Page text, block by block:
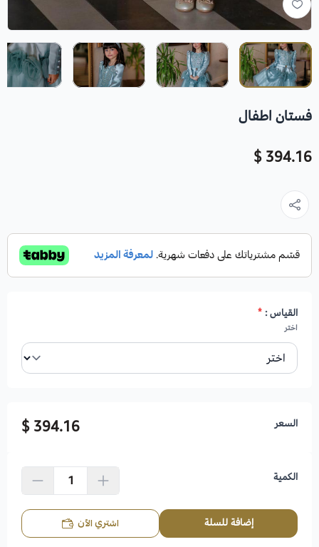
فستان اطفال
394.16 $
القياس :*
اختر
السعر 394.16 $
الكمية
إضافة للسلة اشتري الآن